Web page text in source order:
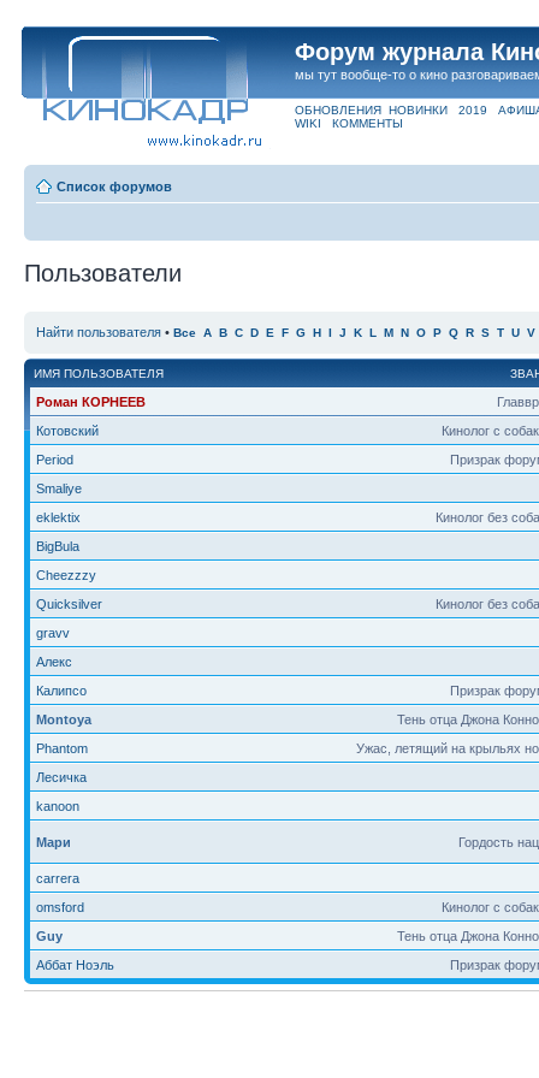
Форум журнала
мы тут вообще-то о кино
ОБНОВЛЕНИЯ НОВИНКИ 2019
WIKI
КОММЕНТЫ
Список форумов
Пользователи
Найти пользователя • Все A B C D E F G H I J K L M N O P Q R S T U V
ИМЯ ПОЛЬЗОВАТЕЛЯ
Роман КОРНЕЕВ
Кинолог с
Котовский
Призрак
Period
Smaliye
Кинолог без
eklektix
BigBula
Cheezzzy
Кинолог без
Quicksilver
gravv
Алекс
Призрак
Калипсо
Тень отца Джона
Montoya
Ужас, летящий на крыльях
Phantom
Лесичка
kanoon
Гордость
Мари
carrera
Кинолог с
omsford
Тень отца Джона
Guy
Призрак
Аббат Ноэль